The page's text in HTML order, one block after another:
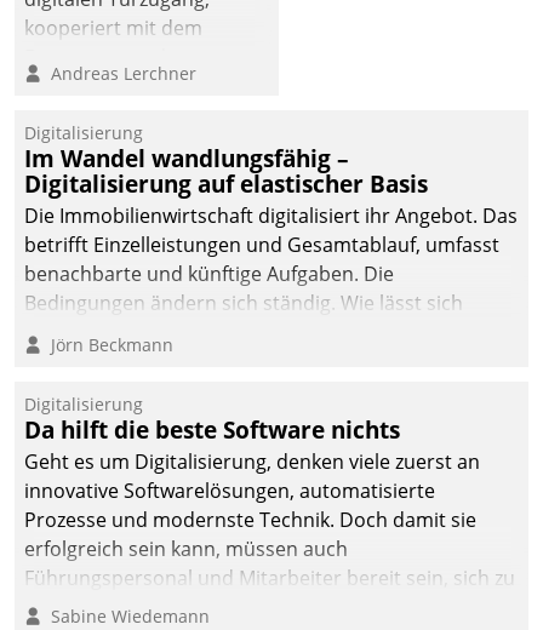
kooperiert mit dem
Softwareentwicklungshaus
Andreas Lerchner
Digitalisierung
Im Wandel wandlungsfähig –
Digitalisierung auf elastischer Basis
Die Immobilienwirtschaft digitalisiert ihr Angebot. Das
betrifft Einzelleistungen und Gesamtablauf, umfasst
benachbarte und künftige Aufgaben. Die
Bedingungen ändern sich ständig. Wie lässt sich
technisch die Kontrolle wahren und zugleich Freiraum
fürs Wachsen öffnen?
Jörn Beckmann
Digitalisierung
Da hilft die beste Software nichts
Geht es um Digitalisierung, denken viele zuerst an
innovative Softwarelösungen, automatisierte
Prozesse und modernste Technik. Doch damit sie
erfolgreich sein kann, müssen auch
Führungspersonal und Mitarbeiter bereit sein, sich zu
verändern und anzupassen, sonst werden sie an ihr
Sabine Wiedemann